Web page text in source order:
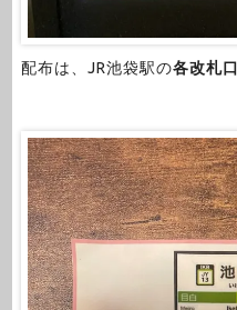
配布は、JR池袋駅の各改札口